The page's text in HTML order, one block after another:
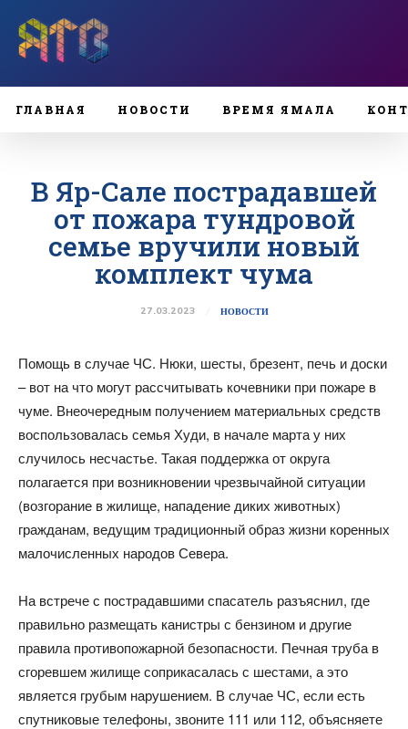
ГЛАВНАЯ НОВОСТИ ВРЕМЯ ЯМАЛА
В Яр-Сале пострадавшей
от пожара тундровой
семье вручили новый
комплект чума
27.03.2023 НОВОСТИ
Помощь в случае ЧС. Нюки, шесты, брезент, печь и доски
– вот на что могут рассчитывать кочевники при пожаре в
чуме. Внеочередным получением материальных средств
воспользовалась семья Худи, в начале марта у них
случилось несчастье. Такая поддержка от округа
полагается при возникновении чрезвычайной ситуации
(возгорание в жилище, нападение диких животных)
гражданам, ведущим традиционный образ жизни коренных
малочисленных народов Севера.
На встрече с пострадавшими спасатель разъяснил, где
правильно размещать канистры с бензином и другие
правила противопожарной безопасности. Печная труба в
сгоревшем жилище соприкасалась с шестами, а это
является грубым нарушением. В случае ЧС, если есть
спутниковые телефоны, звоните 111 или 112, объясняете